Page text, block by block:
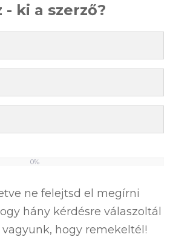
- ki a szerző?
0%
ne felejtsd el megírni
hány kérdésre válaszoltál
vagyunk, hogy remekeltél!